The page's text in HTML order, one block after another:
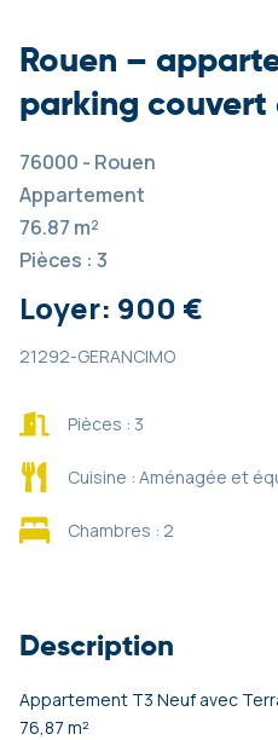
Rouen –
parking couvert
76000 - Rouen
Appartement
76.87 m²
Pièces : 3
Loyer: 900 €
21292-GERANCIMO
Pièces : 3
Cuisine : Aménagée et
Chambres : 2
Description
Appartement T3 Neuf avec
76,87 m²